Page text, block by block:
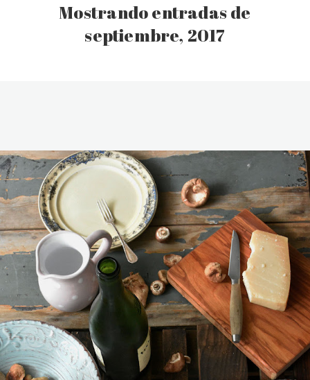
Mostrando entradas de
septiembre, 2017